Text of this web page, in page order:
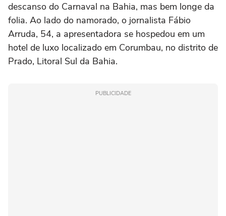
descanso do Carnaval na Bahia, mas bem longe da
folia. Ao lado do namorado, o jornalista Fábio
Arruda, 54, a apresentadora se hospedou em um
hotel de luxo localizado em Corumbau, no distrito de
Prado, Litoral Sul da Bahia.
PUBLICIDADE